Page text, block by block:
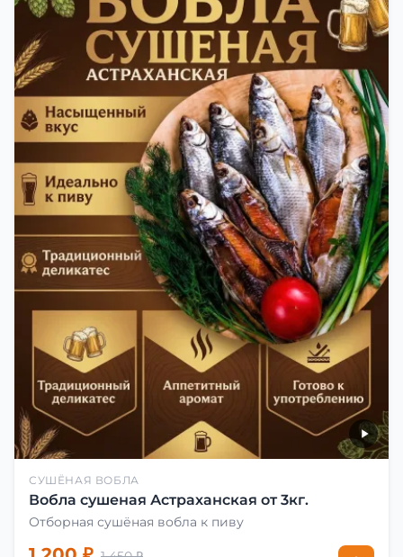
СУШЁНАЯ ВОБЛА
Вобла сушеная Астраханская от 3кг.
Отборная сушёная вобла к пиву